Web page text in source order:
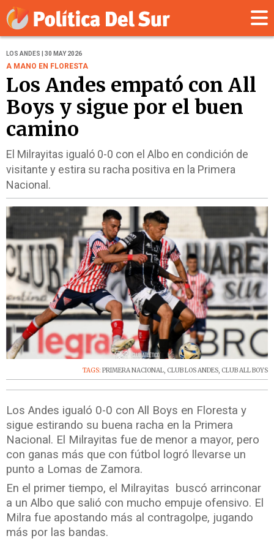
LOS ANDES | 30 MAY 2026
A MANO EN FLORESTA
Los Andes empató con All
Boys y sigue por el buen
camino
El Milrayitas igualó 0-0 con el Albo en condición de
visitante y estira su racha positiva en la Primera
Nacional.
TAGS: PRIMERA NACIONAL, CLUB LOS ANDES, CLUB ALL BOYS
Los Andes igualó 0-0 con All Boys en Floresta y
sigue estirando su buena racha en la Primera
Nacional. El Milrayitas fue de menor a mayor, pero
con ganas más que con fútbol logró llevarse un
punto a Lomas de Zamora.
En el primer tiempo, el Milrayitas buscó arrinconar
a un Albo que salió con mucho empuje ofensivo. El
Milra fue apostando más al contragolpe, jugando
más por las bandas.